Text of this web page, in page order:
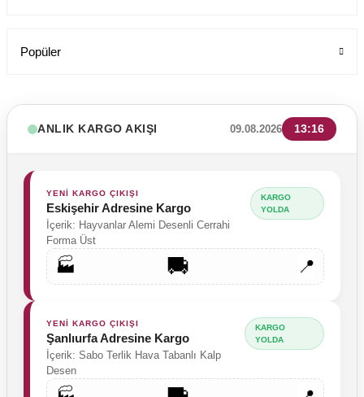
Popüler
ANLIK KARGO AKIŞI 09.08.2026 13:16
YENİ KARGO ÇIKIŞI
Eskişehir Adresine Kargo
İçerik: Hayvanlar Alemi Desenli Cerrahi
Forma Üst
KARGO
YOLDA
🏭 🚚 📍
YENİ KARGO ÇIKIŞI
Şanlıurfa Adresine Kargo
İçerik: Sabo Terlik Hava Tabanlı Kalp
Desen
KARGO
YOLDA